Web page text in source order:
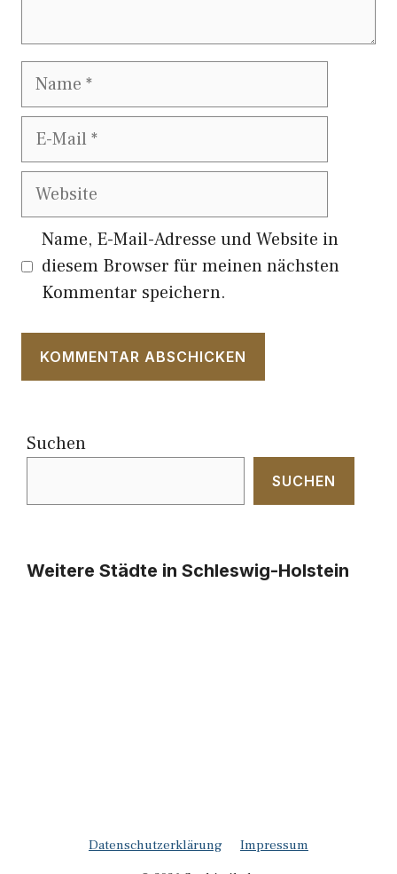
Name
E-
Website
Name, E-Mail-Adresse und Website in
diesem Browser für meinen nächsten
Kommentar speichern.
Suchen
SUCHEN
Weitere Städte in Schleswig-Holstein
Datenschutzerklärung
Impressum